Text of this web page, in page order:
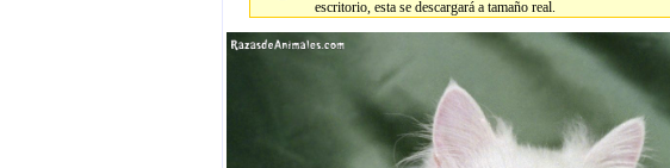
escritorio, esta se descargará a tamaño real.